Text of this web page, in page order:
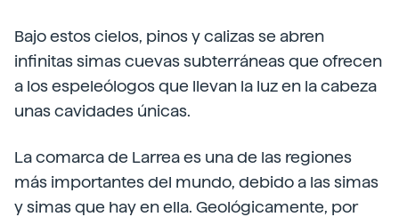
Bajo estos cielos, pinos y calizas se abren
infinitas simas cuevas subterráneas que ofrecen
a los espeleólogos que llevan la luz en la cabeza
unas cavidades únicas.
La comarca de Larrea es una de las regiones
más importantes del mundo, debido a las simas
y simas que hay en ella. Geológicamente, por